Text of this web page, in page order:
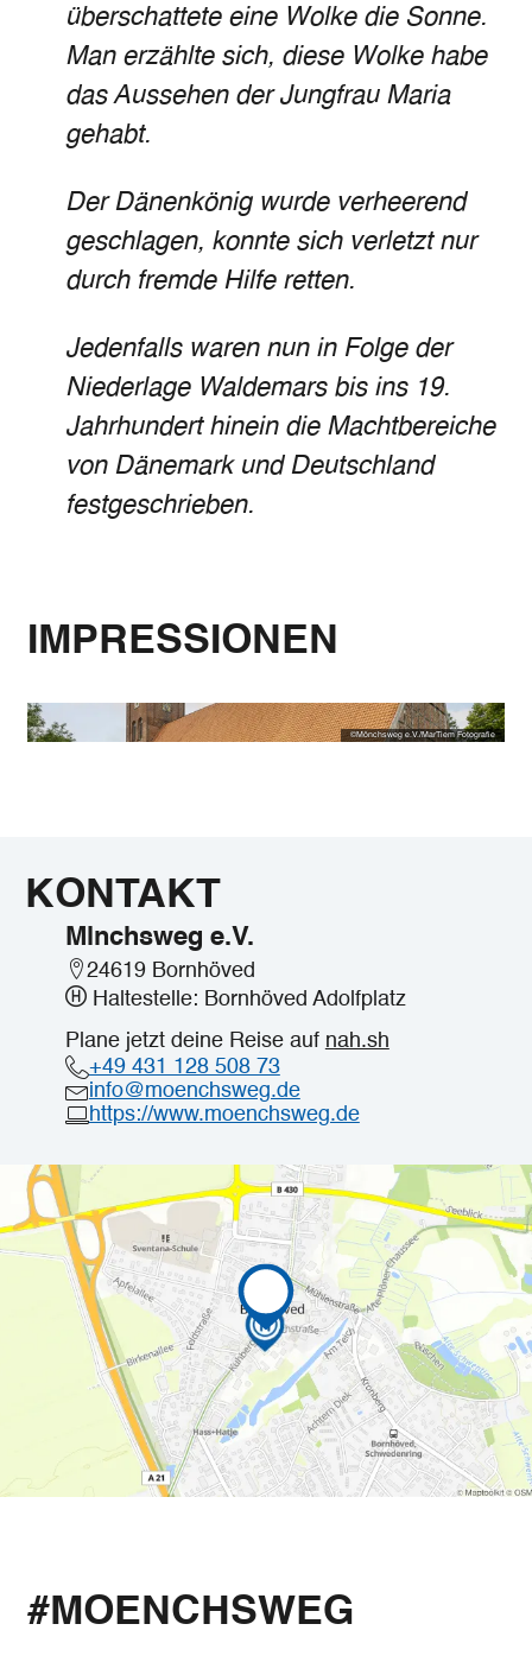
überschattete eine Wolke die Sonne.
Man erzählte sich, diese Wolke habe
das Aussehen der Jungfrau Maria
gehabt.
Der Dänenkönig wurde verheerend
geschlagen, konnte sich verletzt nur
durch fremde Hilfe retten.
Jedenfalls waren nun in Folge der
Niederlage Waldemars bis ins 19.
Jahrhundert hinein die Machtbereiche
von Dänemark und Deutschland
festgeschrieben.
IMPRESSIONEN
©Mönchsweg e.V./MarTiem Fotografie
KONTAKT
Mlnchsweg e.V.
24619 Bornhöved
Haltestelle: Bornhöved Adolfplatz
Plane jetzt deine Reise auf nah.sh
+49 431 128 508 73
info@moenchsweg.de
https://www.moenchsweg.de
#MOENCHSWEG